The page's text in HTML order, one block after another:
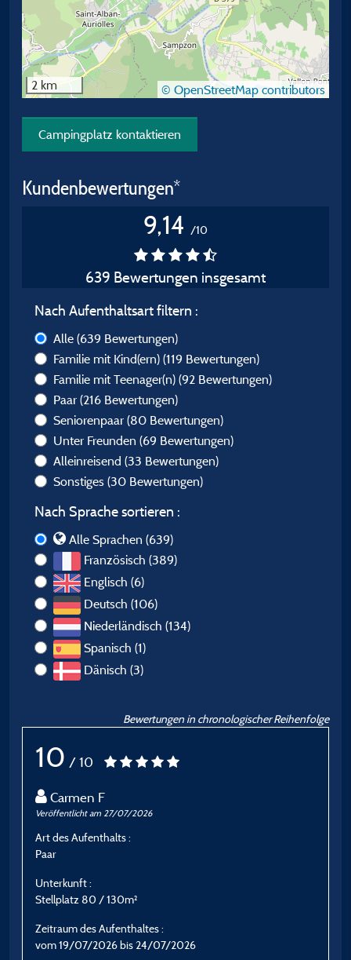
2 km © OpenStreetMap contributors
Campingplatz kontaktieren
Kundenbewertungen*
9,14 /10
639 Bewertungen insgesamt
Nach Aufenthaltsart filtern :
Alle (639 Bewertungen)
Familie mit Kind(ern) (119 Bewertungen)
Familie mit Teenager(n) (92 Bewertungen)
Paar (216 Bewertungen)
Seniorenpaar (80 Bewertungen)
Unter Freunden (69 Bewertungen)
Alleinreisend (33 Bewertungen)
Sonstiges (30 Bewertungen)
Nach Sprache sortieren :
Alle Sprachen (639)
Französisch (389)
Englisch (6)
Deutsch (106)
Niederländisch (134)
Spanisch (1)
Dänisch (3)
Bewertungen in chronologischer Reihenfolge
10 / 10
Carmen F
Veröffentlicht am 27/07/2026
Art des Aufenthalts :
Paar
Unterkunft :
Stellplatz 80 / 130m²
Zeitraum des Aufenthaltes :
vom 19/07/2026 bis 24/07/2026